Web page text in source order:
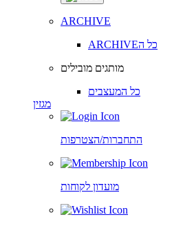
ARCHIVE
ARCHIVEכל ה
מותגים מובילים
כל המעצבים
מגזין
התחברות/הצטרפות
מועדון לקוחות